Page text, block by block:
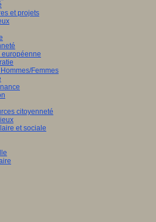
et projets
européenne
Femmes
citoyenneté
et sociale